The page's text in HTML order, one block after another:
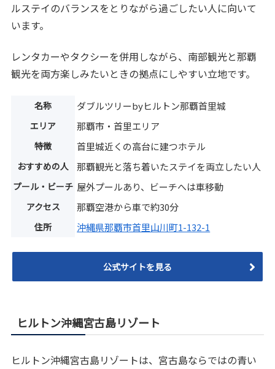
ルステイのバランスをとりながら過ごしたい人に向いて
います。
レンタカーやタクシーを併用しながら、南部観光と那覇
観光を両方楽しみたいときの拠点にしやすい立地です。
名称 ダブルツリーbyヒルトン那覇首里城
エリア 那覇市・首里エリア
特徴 首里城近くの高台に建つホテル
おすすめの人 那覇観光と落ち着いたステイを両立したい人
プール・ビーチ 屋外プールあり、ビーチへは車移動
アクセス 那覇空港から車で約30分
住所 沖縄県那覇市首里山川町1-132-1
公式サイトを見る
ヒルトン沖縄宮古島リゾート
ヒルトン沖縄宮古島リゾートは、宮古島ならではの青い